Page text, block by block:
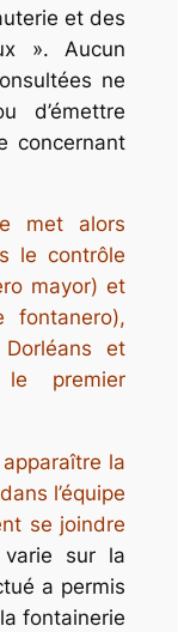
et des
». Aucun
ne
d’émettre
concernant
met alors
le contrôle
mayor) et
fontanero),
et
le premier
la
l’équipe
se joindre
sur la
a permis
fontainerie